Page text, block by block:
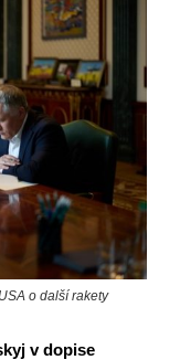
o další rakety
v dopise